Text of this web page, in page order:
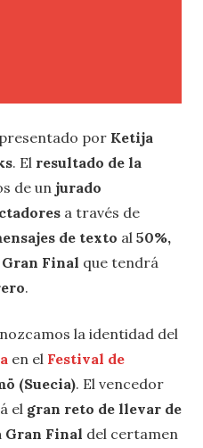
por Ketija
. El resultado de la
de un jurado
a través de
de texto al 50%,
Gran Final que tendrá
.
la identidad del
en el Festival de
(Suecia). El vencedor
el gran reto de llevar de
Gran Final del certamen